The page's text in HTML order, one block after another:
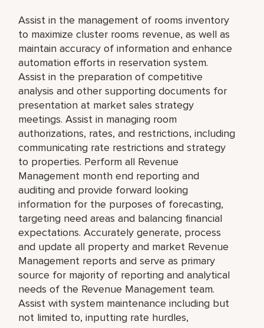
Assist in the management of rooms inventory
to maximize cluster rooms revenue, as well as
maintain accuracy of information and enhance
automation efforts in reservation system.
Assist in the preparation of competitive
analysis and other supporting documents for
presentation at market sales strategy
meetings. Assist in managing room
authorizations, rates, and restrictions, including
communicating rate restrictions and strategy
to properties. Perform all Revenue
Management month end reporting and
auditing and provide forward looking
information for the purposes of forecasting,
targeting need areas and balancing financial
expectations. Accurately generate, process
and update all property and market Revenue
Management reports and serve as primary
source for majority of reporting and analytical
needs of the Revenue Management team.
Assist with system maintenance including but
not limited to, inputting rate hurdles,